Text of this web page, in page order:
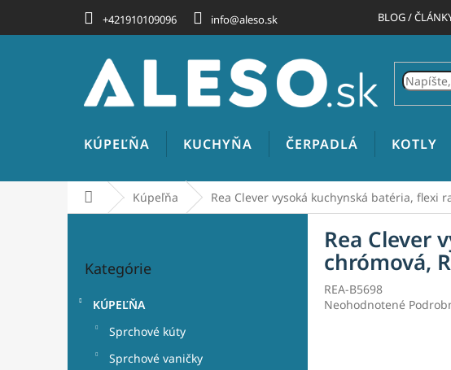
obsah
+421910109096 info@aleso.sk BLOG /
KÚPEĽŇA KUCHYŇA ČERPADLÁ KOTLY
DomovKúpeľňa Rea Clever vysoká kuchynská batéria, flexi
kategórie
Kategórie
KÚPEĽŇA
Sprchové kúty
Sprchové vaničky
Rea Clever
chrómová,
REA-B5698
Priemerné
Neohodnotené